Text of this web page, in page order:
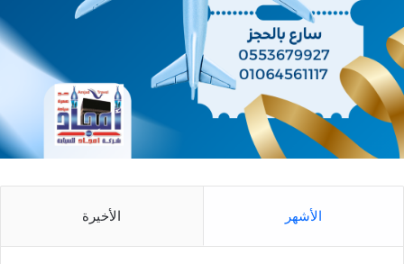
الأشهر الأخيرة